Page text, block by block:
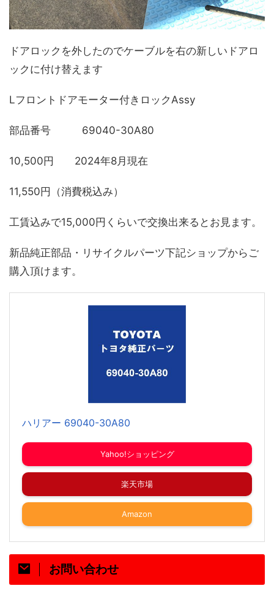
ドアロックを外したのでケーブルを右の新しいドアロ
ックに付け替えます
Lフロントドアモーター付きロックAssy
部品番号 69040-30A80
10,500円 2024年8月現在
11,550円（消費税込み）
工賃込みで15,000円くらいで交換出来るとお見ます。
新品純正部品・リサイクルパーツ下記ショップからご
購入頂けます。
ハリアー 69040-30A80
Yahoo!ショッピング
楽天市場
Amazon
お問い合わせ